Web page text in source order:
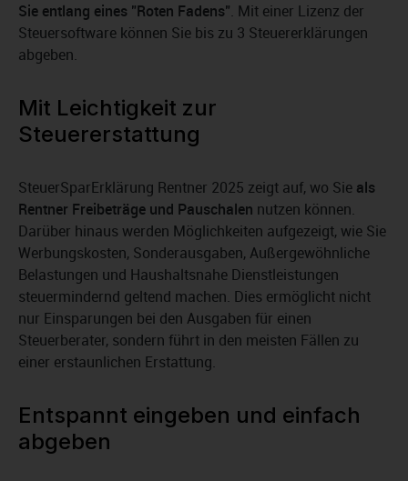
Sie entlang eines "Roten Fadens". Mit einer Lizenz der
Steuersoftware können Sie bis zu 3 Steuererklärungen
abgeben.
Mit Leichtigkeit zur
Steuererstattung
SteuerSparErklärung Rentner 2025 zeigt auf, wo Sie als
Rentner Freibeträge und Pauschalen nutzen können.
Darüber hinaus werden Möglichkeiten aufgezeigt, wie Sie
Werbungskosten, Sonderausgaben, Außergewöhnliche
Belastungen und Haushaltsnahe Dienstleistungen
steuermindernd geltend machen. Dies ermöglicht nicht
nur Einsparungen bei den Ausgaben für einen
Steuerberater, sondern führt in den meisten Fällen zu
einer erstaunlichen Erstattung.
Entspannt eingeben und einfach
abgeben